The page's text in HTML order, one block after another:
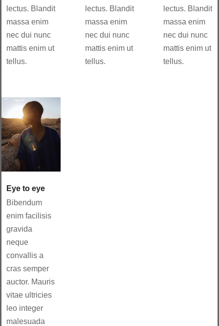
lectus. Blandit
massa enim
nec dui nunc
mattis enim ut
tellus.
lectus. Blandit
massa enim
nec dui nunc
mattis enim ut
tellus.
lectus. Blandit
massa enim
nec dui nunc
mattis enim ut
tellus.
Eye to eye
Bibendum
enim facilisis
gravida
neque
convallis a
cras semper
auctor. Mauris
vitae ultricies
leo integer
malesuada